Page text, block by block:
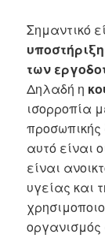
Σημαντικό
των
Δηλαδή η
ισορροπία
προσωπικής
αυτό είναι
είναι
υγείας και
οργανισμός